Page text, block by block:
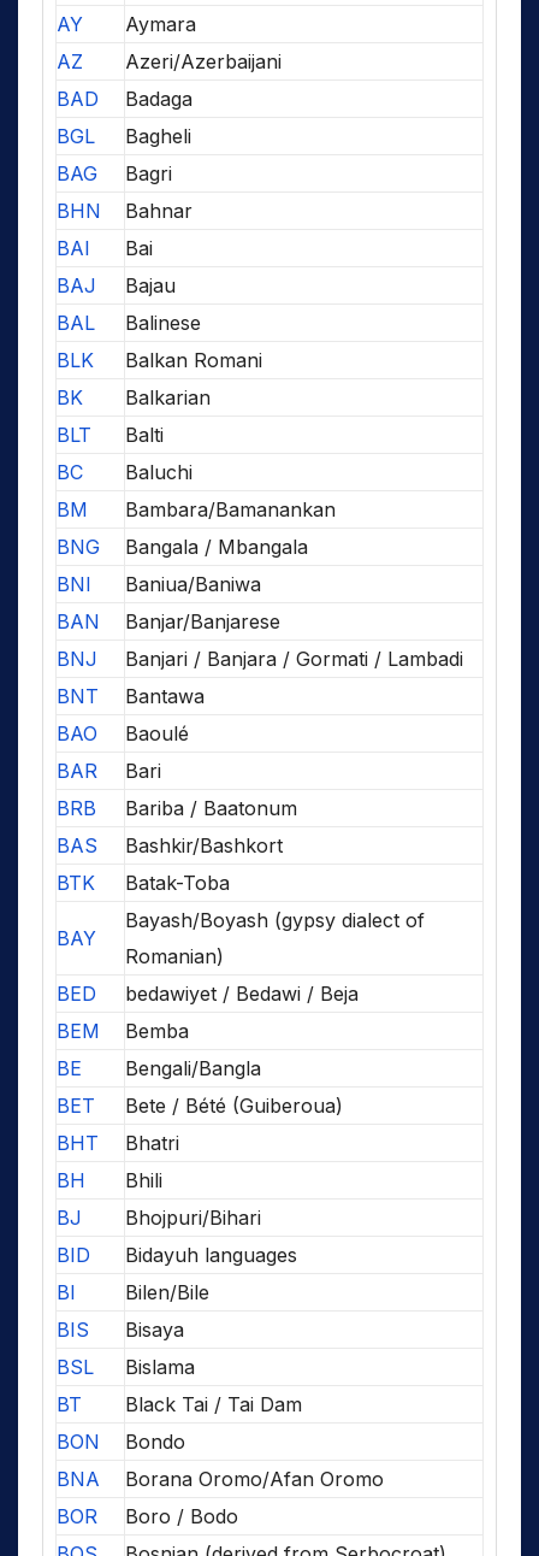
AY
Aymara
AZ
Azeri/Azerbaijani
BAD
Badaga
BGL
Bagheli
BAG
Bagri
BHN
Bahnar
BAI
Bai
BAJ
Bajau
BAL
Balinese
BLK
Balkan Romani
BK
Balkarian
BLT
Balti
BC
Baluchi
BM
Bambara/Bamanankan
BNG
Bangala / Mbangala
BNI
Baniua/Baniwa
BAN
Banjar/Banjarese
BNJ
Banjari / Banjara / Gormati / Lambadi
BNT
Bantawa
BAO
Baoulé
BAR
Bari
BRB
Bariba / Baatonum
BAS
Bashkir/Bashkort
BTK
Batak-Toba
BAY
Bayash/Boyash (gypsy dialect of
Romanian)
BED
bedawiyet / Bedawi / Beja
BEM
Bemba
BE
Bengali/Bangla
BET
Bete / Bété (Guiberoua)
BHT
Bhatri
BH
Bhili
BJ
Bhojpuri/Bihari
BID
Bidayuh languages
BI
Bilen/Bile
BIS
Bisaya
BSL
Bislama
BT
Black Tai / Tai Dam
BON
Bondo
BNA
Borana Oromo/Afan Oromo
BOR
Boro / Bodo